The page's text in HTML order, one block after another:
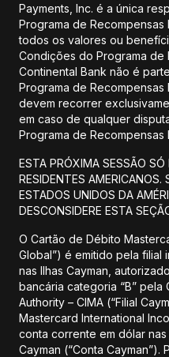
Payments, Inc. é a única
Programa de
todos os valores ou
Condições do Programa de
Continental Bank não é
Programa de
devem recorrer
em caso de qualquer
Programa de Recompensas
ESTA PRÓXIMA SESSÃO SÓ
RESIDENTES AMERICANOS.
ESTADOS UNIDOS DA
DESCONSIDERE ESTA
O Cartão de Débito
Global”) é emitido pela filial
nas Ilhas Cayman,
bancária categoria “B” pela
Authority – CIMA (“Filial
Mastercard International
conta corrente em dólar nas
Cayman (“Conta Cayman”).